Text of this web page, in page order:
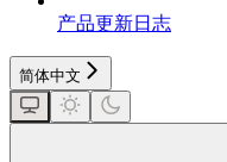
产品更新日志
简体中文